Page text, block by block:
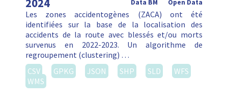
Les zones accidentogènes (ZACA) ont été
identifiées sur la base de la localisation des
accidents de la route avec blessés et/ou morts
survenus en 2022-2023. Un algorithme de
regroupement (clustering) …
CSV
GPKG JSON SHP SLD
WFS
WMS